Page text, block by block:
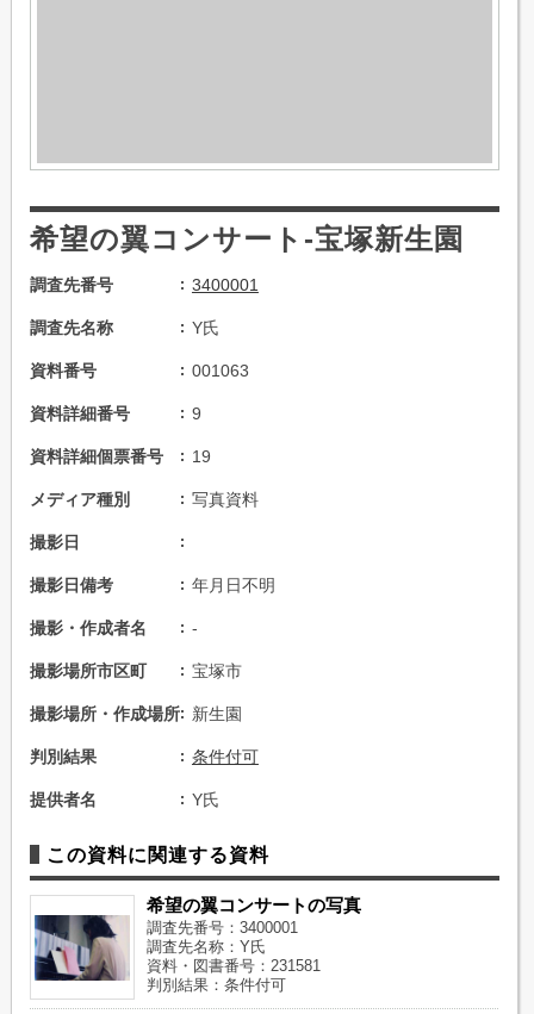
希望の翼コンサート-宝塚新生園
調査先番号 3400001
調査先名称 Y氏
資料番号 001063
資料詳細番号 9
資料詳細個票番号 19
メディア種別 写真資料
撮影日
撮影日備考 年月日不明
撮影・作成者名 -
撮影場所市区町 宝塚市
撮影場所・作成場所 新生園
判別結果 条件付可
提供者名 Y氏
この資料に関連する資料
希望の翼コンサートの写真
調査先番号：3400001
調査先名称：Y氏
資料・図書番号：231581
判別結果：条件付可